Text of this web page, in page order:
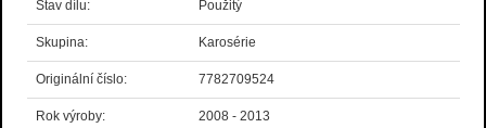
Stav dílu: Použitý
Skupina: Karosérie
Originální číslo: 7782709524
Rok výroby: 2008 - 2013